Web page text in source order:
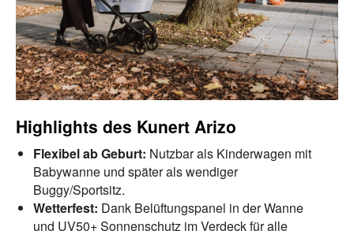
Highlights des Kunert Arizo
Flexibel ab Geburt: Nutzbar als Kinderwagen mit
Babywanne und später als wendiger
Buggy/Sportsitz.
Wetterfest: Dank Belüftungspanel in der Wanne
und UV50+ Sonnenschutz im Verdeck für alle